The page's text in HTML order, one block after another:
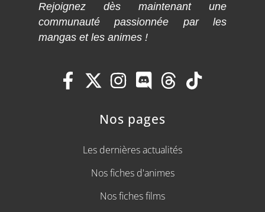
Rejoignez dès maintenant une
communauté passionnée par les
mangas et les animes !
Nos pages
Les dernières actualités
Nos fiches d'animes
Nos fiches films